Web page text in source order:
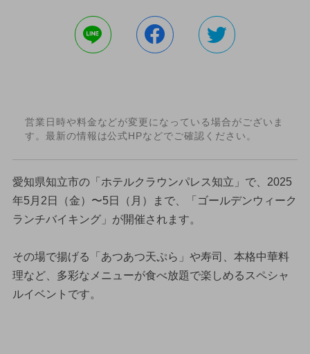
営業日時や料金などが変更になっている場合がございま
す。最新の情報は公式HPなどでご確認ください。
愛知県知立市の「ホテルクラウンパレス知立」で、2025
年5月2日（金）〜5日（月）まで、「ゴールデンウィーク
ランチバイキング」が開催されます。
その場で揚げる「あつあつ天ぷら」や寿司、本格中華料
理など、多彩なメニューが食べ放題で楽しめるスペシャ
ルイベントです。